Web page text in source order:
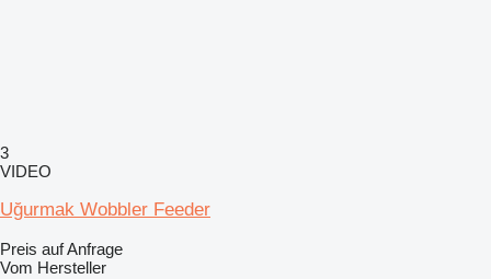
3
VIDEO
Uğurmak Wobbler Feeder
Preis auf Anfrage
Vom Hersteller